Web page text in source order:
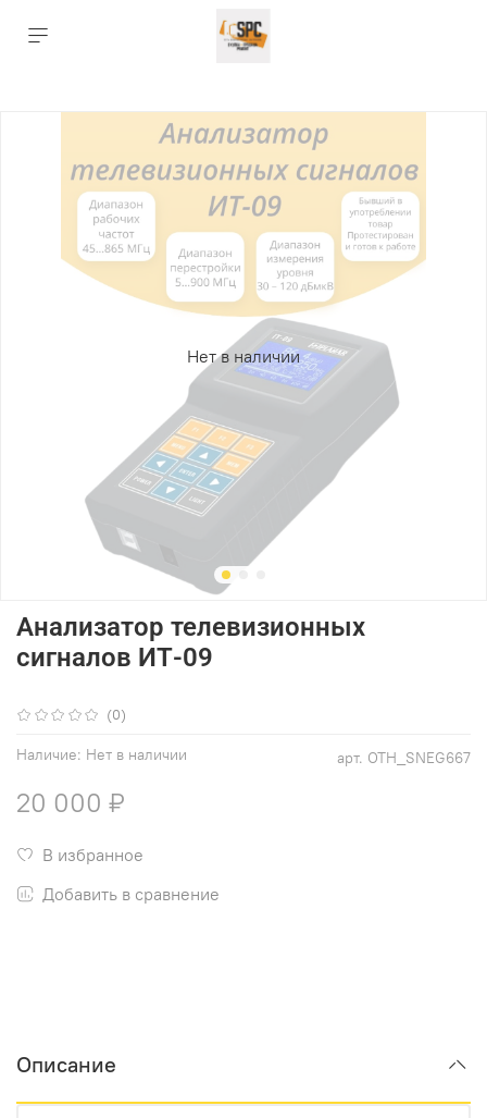
Нет в наличии
(0)
арт. OTH_SNEG667
Наличие: Нет в наличии
Анализатор телевизионных
сигналов ИТ-09
20 000 ₽
В избранное
Добавить в сравнение
Описание